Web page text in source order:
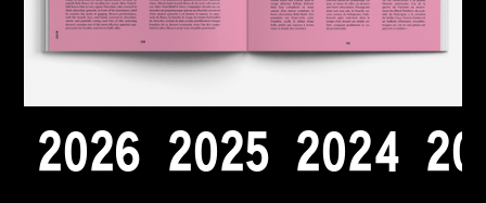
2026 2025 2024 20